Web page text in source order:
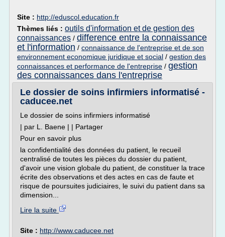
Site : http://eduscol.education.fr
Thèmes liés : outils d'information et de gestion des
connaissances / difference entre la connaissance
et l'information / connaissance de l'entreprise et de son
environnement economique juridique et social / gestion des
connaissances et performance de l'entreprise / gestion
des connaissances dans l'entreprise
Le dossier de soins infirmiers informatisé -
caducee.net
Le dossier de soins infirmiers informatisé
| par L. Baene | | Partager
Pour en savoir plus
la confidentialité des données du patient, le recueil
centralisé de toutes les pièces du dossier du patient,
d'avoir une vision globale du patient, de constituer la trace
écrite des observations et des actes en cas de faute et
risque de poursuites judiciaires, le suivi du patient dans sa
dimension...
Lire la suite
Site : http://www.caducee.net